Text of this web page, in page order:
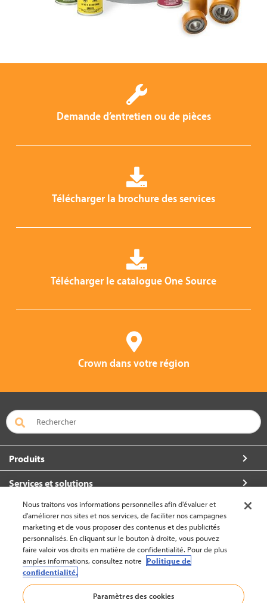
Demande d’entretien ou de pièces
Télécharger la brochure des services
Télécharger le catalogue One Source
Crown dans votre région
Produits
Services et solutions
À propos de Crown
Communiquez avec nous
Belgique (changer)
Nous traitons vos informations personnelles afin d'évaluer et
d'améliorer nos sites et nos services, de faciliter nos campagnes
marketing et de vous proposer des contenus et des publicités
personnalisés. En cliquant sur le bouton à droite, vous pouvez
faire valoir vos droits en matière de confidentialité. Pour de plus
amples informations, consultez notre Politique de
confidentialité.
Paramètres des cookies